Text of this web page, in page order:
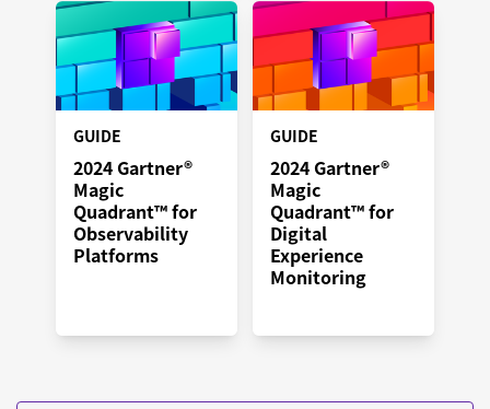
GUIDE
2024 Gartner®
Magic
Quadrant™ for
Observability
Platforms
GUIDE
2024 Gartner®
Magic
Quadrant™ for
Digital
Experience
Monitoring